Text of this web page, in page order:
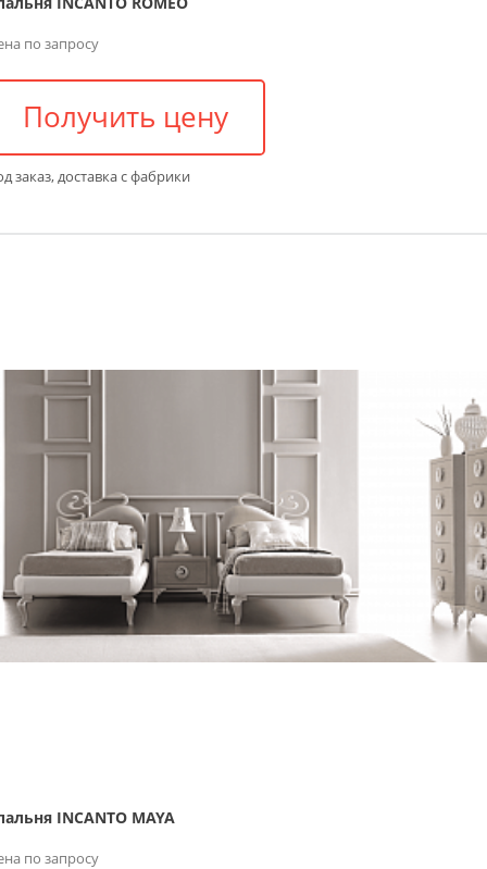
по запросу
Получить цену
заказ, доставка с фабрики
INCANTO MAYA
по запросу